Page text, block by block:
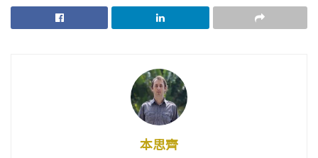
本思齊